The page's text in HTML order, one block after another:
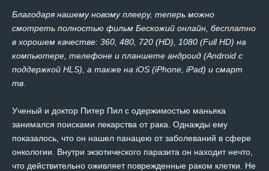
Благодаря нашему новому плееру, теперь можно
смотреть полностью фильм Бескожий онлайн, бесплатно
в хорошем качестве: 360, 480, 720 (HD), 1080 (Full HD) на
компьютере, телефоне и планшете андроид (Android с
поддержкой HLS), а также на iOS (iPhone, iPad) и смарт
тв.
Ученый и доктор Питер Пил с одержимостью маньяка
занимался поисками лекарства от рака. Однажды ему
показалось, что он нашел панацею от заболеваний в сфере
онкологии. Внутри экзотического паразита он находит нечто,
что действительно оживляет поврежденные раком клетки. Не